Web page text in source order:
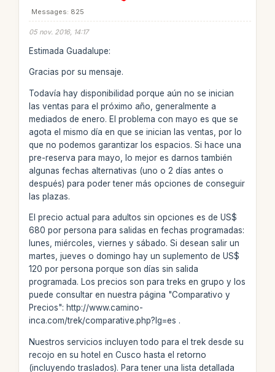
Messages: 825
05 nov. 2016, 14:17
Estimada Guadalupe:
Gracias por su mensaje.
Todavía hay disponibilidad porque aún no se inician
las ventas para el próximo año, generalmente a
mediados de enero. El problema con mayo es que se
agota el mismo día en que se inician las ventas, por lo
que no podemos garantizar los espacios. Si hace una
pre-reserva para mayo, lo mejor es darnos también
algunas fechas alternativas (uno o 2 días antes o
después) para poder tener más opciones de conseguir
las plazas.
El precio actual para adultos sin opciones es de US$
680 por persona para salidas en fechas programadas:
lunes, miércoles, viernes y sábado. Si desean salir un
martes, jueves o domingo hay un suplemento de US$
120 por persona porque son días sin salida
programada. Los precios son para treks en grupo y los
puede consultar en nuestra página "Comparativo y
Precios": http://www.camino-
inca.com/trek/comparative.php?lg=es .
Nuestros servicios incluyen todo para el trek desde su
recojo en su hotel en Cusco hasta el retorno
(incluyendo traslados). Para tener una lista detallada